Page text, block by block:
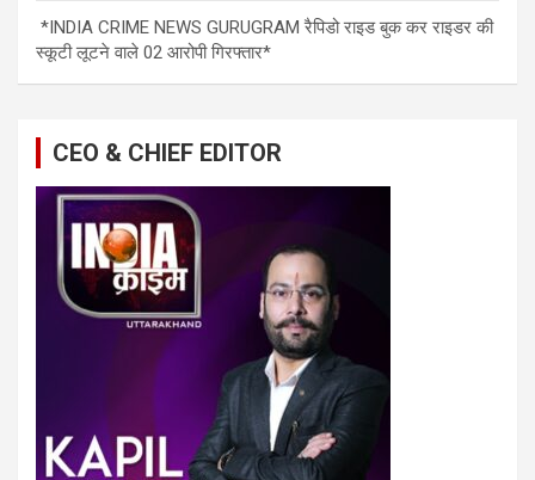
*INDIA CRIME NEWS GURUGRAM रैपिडो राइड बुक कर राइडर की
स्कूटी लूटने वाले 02 आरोपी गिरफ्तार*
CEO & CHIEF EDITOR